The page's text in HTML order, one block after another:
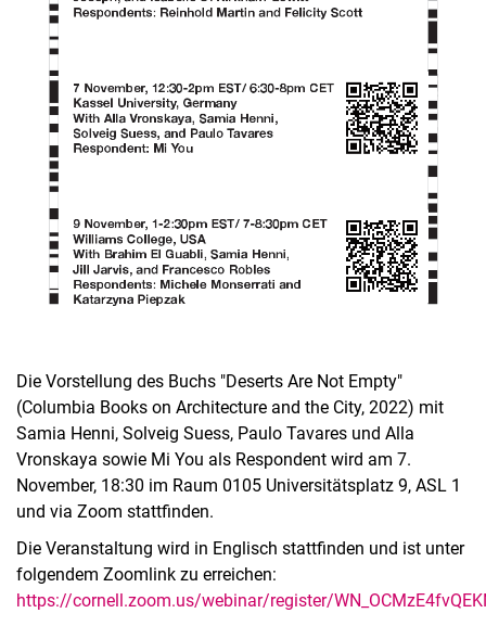
Die Vorstellung des Buchs "Deserts Are Not Empty"
(Columbia Books on Architecture and the City, 2022) mit
Samia Henni, Solveig Suess, Paulo Tavares und Alla
Vronskaya sowie Mi You als Respondent wird am 7.
November, 18:30 im Raum 0105 Universitätsplatz 9, ASL 1
und via Zoom stattfinden.
Die Veranstaltung wird in Englisch stattfinden und ist unter
folgendem Zoomlink zu erreichen:
https://cornell.zoom.us/webinar/register/